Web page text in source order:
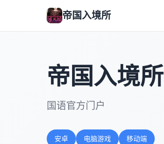
帝国入境所
帝国入境所
国语官方门户
安卓 电脑游戏 移动端